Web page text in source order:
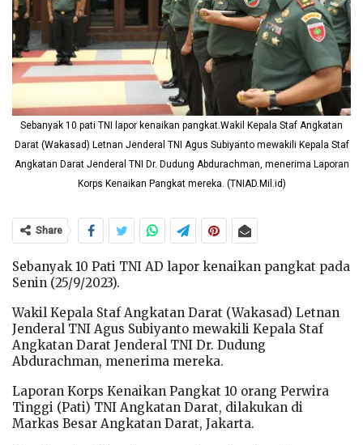
Sebanyak 10 pati TNI lapor kenaikan pangkat.Wakil Kepala Staf Angkatan
Darat (Wakasad) Letnan Jenderal TNI Agus Subiyanto mewakili Kepala Staf
Angkatan Darat Jenderal TNI Dr. Dudung Abdurachman, menerima Laporan
Korps Kenaikan Pangkat mereka. (TNIAD.Mil.id)
Share
Sebanyak 10 Pati TNI AD lapor kenaikan pangkat pada
Senin (25/9/2023).
Wakil Kepala Staf Angkatan Darat (Wakasad) Letnan
Jenderal TNI Agus Subiyanto mewakili Kepala Staf
Angkatan Darat Jenderal TNI Dr. Dudung
Abdurachman, menerima mereka.
Laporan Korps Kenaikan Pangkat 10 orang Perwira
Tinggi (Pati) TNI Angkatan Darat, dilakukan di
Markas Besar Angkatan Darat, Jakarta.